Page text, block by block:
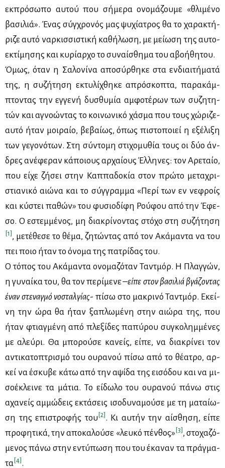
εκ­πρό­σω­πο αυ­τού που σή­με­ρα ονο­μά­ζου­με «θλι­μέ­νο
βα­σι­λιά». Ένας σύγ­χρο­νός μας ψυ­χί­α­τρος θα το χα­ρα­κτή­
ρι­ζε αυ­τό ναρ­κισ­σι­στι­κή κα­θή­λω­ση, με μεί­ω­ση της αυ­το­
ε­κτί­μη­σης και κυ­ρί­αρ­χο το συ­ναί­σθη­μα του αβο­ή­θη­του.
Όμως, όταν η Σα­λο­νί­να απο­σύρ­θη­κε στα εν­διαι­τή­μα­τά
της, η συ­ζή­τη­ση εκτυ­λί­χθη­κε απρό­σκο­πτα, πα­ρα­κάμ­
πτο­ντας την εγ­γε­νή δυ­σθυ­μία αμ­φο­τέ­ρων των συ­ζη­τη­
τών και αγνο­ώ­ντας το κοι­νω­νι­κό χά­σμα που τους χώ­ρι­ζε-
αυ­τό ήταν μοι­ραίο, βε­βαί­ως, όπως πι­στο­ποιεί η εξέ­λι­ξη
των γε­γο­νό­των. Στη σύ­ντο­μη στι­χο­μυ­θία τους οι δύο άν­
δρες ανέ­φε­ραν κά­ποιους αρ­χαί­ους Έλ­λη­νες: τον Αρε­ταίο,
που εί­χε ζή­σει στην Καπ­πα­δο­κία στον πρώ­το με­τα­χρι­
στια­νι­κό αιώ­να και το σύγ­γραμ­μα «Πε­ρί των εν νε­φροίς
και κύ­στει πα­θών» του φυ­σιο­δί­φη Ρού­φου από την Έφε­
σο. Ο εστεμ­μέ­νος, μη δια­κρί­νο­ντας στό­χο στη συ­ζή­τη­ση
[1] , με­τέ­θε­σε το θέ­μα, ζη­τώ­ντας από τον Ακά­μα­ντα να του
πει ποιο ήταν το όνο­μα της πα­τρί­δας του.
Ο τό­πος του Ακά­μα­ντα ονο­μα­ζό­ταν Τα­ντμόρ. Η Πλαγ­γών,
η γυ­ναί­κα του, θα τον πε­ρί­με­νε –εί­πε στον βα­σι­λιά βγά­ζο­ντας
έναν στε­ναγ­μό νο­σταλ­γί­ας- πί­σω στο μα­κρι­νό Τα­ντμόρ. Εκεί­
νη την ώρα θα ήταν ξα­πλω­μέ­νη στην αιώ­ρα της, που
ήταν φτιαγ­μέ­νη από πλε­ξί­δες πα­πύ­ρου συ­γκο­λημ­μέ­νες
με αλεύ­ρι. Θα μπο­ρού­σε κα­νείς, εί­πε, να δια­κρί­νει τον
αντι­κα­το­πτρι­σμό του ου­ρα­νού πί­σω από το θέ­α­τρο, αρ­
κεί να έσκυ­βε κά­τω από την αψί­δα της ει­σό­δου και να μι­
σο­έ­κλει­νε τα μά­τια. Το εί­δω­λο του ου­ρα­νού πά­νω στις
αχα­νείς αμ­μώ­δεις εκτά­σεις ισο­δυ­να­μού­σε με τη μα­ταί­ω­
ση της επι­στρο­φής του[2] . Κι αυ­τήν την αί­σθη­ση, εί­πε
προ­φη­τι­κά, την απο­κα­λού­σε «λευ­κό πέν­θος» [3] , στο­χα­ζό­
με­νος πά­νω στην εντύ­πω­ση που του έκα­ναν τα πράγ­μα­
τα [4] .